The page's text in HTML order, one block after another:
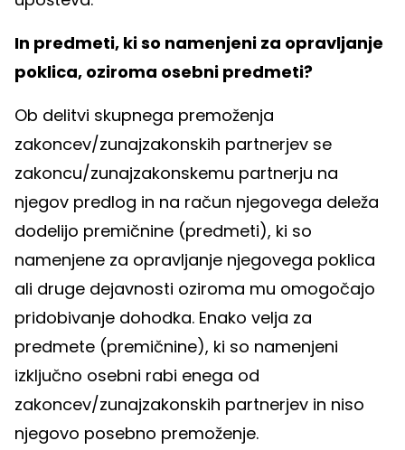
In predmeti, ki so namenjeni za opravljanje
poklica, oziroma osebni predmeti?
Ob delitvi skupnega premoženja
zakoncev/zunajzakonskih partnerjev se
zakoncu/zunajzakonskemu partnerju na
njegov predlog in na račun njegovega deleža
dodelijo premičnine (predmeti), ki so
namenjene za opravljanje njegovega poklica
ali druge dejavnosti oziroma mu omogočajo
pridobivanje dohodka. Enako velja za
predmete (premičnine), ki so namenjeni
izključno osebni rabi enega od
zakoncev/zunajzakonskih partnerjev in niso
njegovo posebno premoženje.